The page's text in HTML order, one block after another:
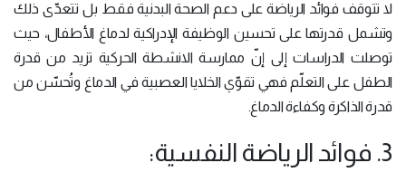
لا تتوقف فوائد الرياضة على دعم الصحة البدنية فقط بل تتعدّى ذلك
وتشمل قدرتها على تحسين الوظيفة الإدراكية لدماغ الأطفال، حيث
توصلت الدراسات إلى إنّ ممارسة الانشطة الحركية تزيد من قدرة
الطفل على التعلّم فهي تقوّي الخلايا العصبية في الدماغ وتُحسّن من
قدرة الذاكرة وكفاءة الدماغ.
3. فوائد الرياضة النفسية: